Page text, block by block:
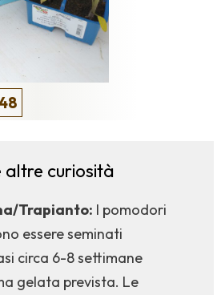
altre curiosità
Trapianto: I pomodori
essere seminati
circa 6-8 settimane
gelata prevista. Le